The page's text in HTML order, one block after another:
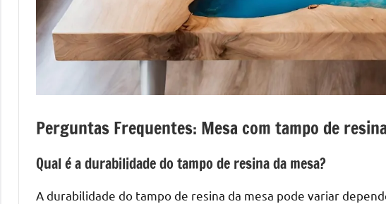
mesas
de
tampinhas
Perguntas Frequentes: Mesa com tampo de
Qual é a durabilidade do tampo de resina da mesa?
A durabilidade do tampo de resina da mesa pode variar